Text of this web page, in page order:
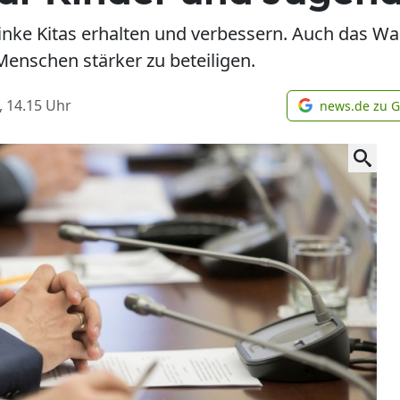
Kitas erhalten und verbessern. Auch das
stärker zu beteiligen.
14.15 Uhr news.de zu